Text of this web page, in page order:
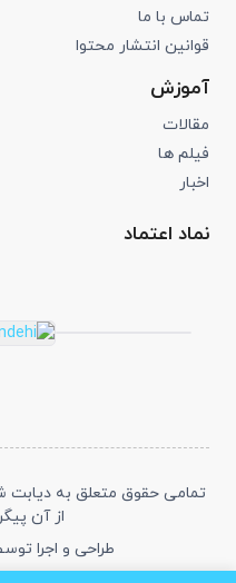
تماس با ما
قوانین انتشار محتوا
آموزش
مقالات
فیلم ها
اخبار
نماد اعتماد
تمامی حقوق متعلق به دیابت
از آن
طراحی و اجرا